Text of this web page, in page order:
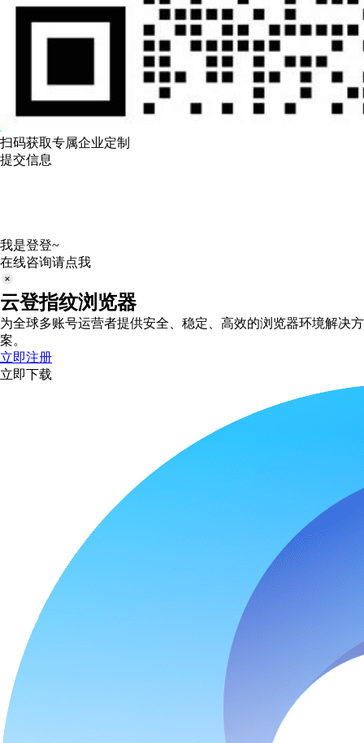
扫码获取专属企业定制
提交信息
我是登登~
在线咨询请点我
云登指纹浏览器
为全球多账号运营者提供安全、稳定、高效的浏览器环境解决方
案。
立即注册
立即下载